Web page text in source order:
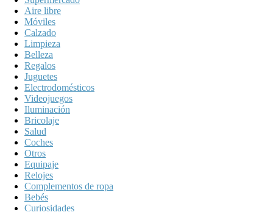
Aire libre
Móviles
Calzado
Limpieza
Belleza
Regalos
Juguetes
Electrodomésticos
Videojuegos
Iluminación
Bricolaje
Salud
Coches
Otros
Equipaje
Relojes
Complementos de ropa
Bebés
Curiosidades